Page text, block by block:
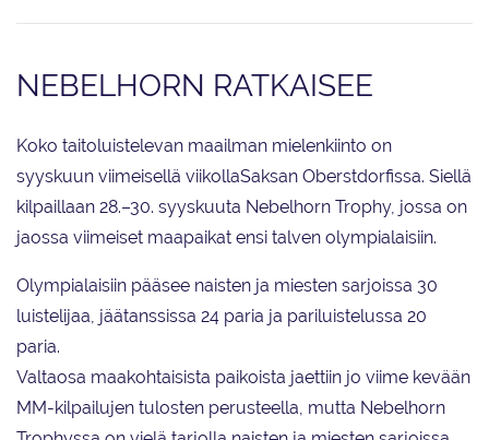
NEBELHORN RATKAISEE
Koko taitoluistelevan maailman mielenkiinto on
syyskuun viimeisellä viikollaSaksan Oberstdorfissa. Siellä
kilpaillaan 28.–30. syyskuuta Nebelhorn Trophy, jossa on
jaossa viimeiset maapaikat ensi talven olympialaisiin.
Olympialaisiin pääsee naisten ja miesten sarjoissa 30
luistelijaa, jäätanssissa 24 paria ja pariluistelussa 20
paria.
Valtaosa maakohtaisista paikoista jaettiin jo viime kevään
MM-kilpailujen tulosten perusteella, mutta Nebelhorn